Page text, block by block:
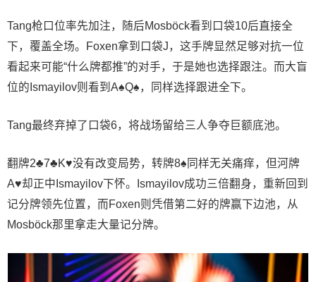
Tang枪口位率先加注，随后Mosböck看到口袋10后直接全
下，覆盖全场。Foxen拿到口袋J，这手牌显然足够对抗一位
看起来可能“什么牌都推”的对手，于是她也选择跟注。而大盲
位的Ismayilov则看到A♠Q♠，同样选择跟进全下。
Tang最终弃掉了口袋6，将战场留给三人争夺巨额底池。
翻牌2♣7♣K♥没有改变局势，转牌8♠同样无关痛痒，但河牌
A♥却正中Ismayilov下怀。Ismayilov成功三倍翻身，重新回到
记分牌领先位置，而Foxen则凭借第二好的牌赢下边池，从
Mosböck那里拿走大量记分牌。